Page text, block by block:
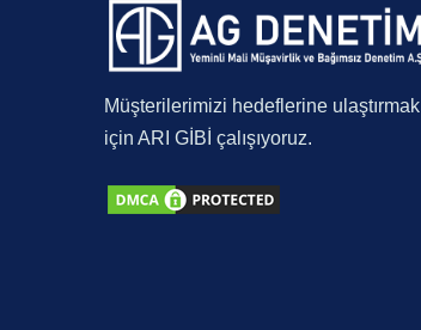
Müşterilerimizi hedeflerine ulaştırmak
için ARI GİBİ çalışıyoruz.